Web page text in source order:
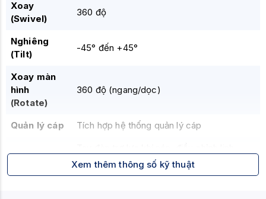
Xoay
(Swivel)
360 độ
Nghiêng
(Tilt)
-45° đến +45°
Xoay màn
hình
(Rotate)
360 độ (ngang/dọc)
Quản lý cáp Tích hợp hệ thống quản lý cáp
Tính năng
hoạt, dễ dàng lắp đặt, tối ưu không gian
làm việc, thiết kế hiện đại
Xem thêm thông số kỹ thuật